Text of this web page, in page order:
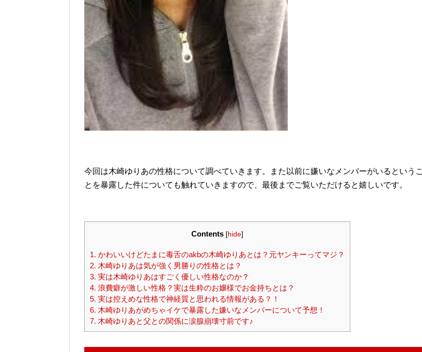
今回は木崎ゆりあの性格について調べていきます。また以前に嫌いなメンバーがいるというこ
とを暴露した件についても触れていきますので、最後までご覧いただけると嬉しいです。
Contents [hide]
1. かわいいけどたまに毒舌のakbの木崎ゆりあとは？元ヤンキーってマジ？
2. 木崎ゆりあは気が強く男勝りの性格とは？
3. 実は木崎ゆりあはすごく優しい性格なのか？
4. 浪費癖が激しい性格？実は生粋のお嬢様でお金持ちとは？
5. 実は控えめな性格で神経質と思われる情報がある？！
6. 木崎ゆりあがめちゃイケで暴露した嫌いなメンバーについて予想！
7. 木崎ゆりあと父との関係に涙腺崩壊寸前です♪